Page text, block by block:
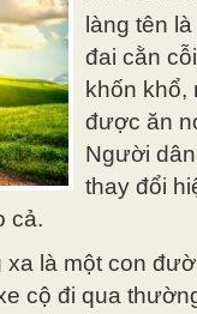
làng tên
đai cằn
khốn khổ,
được ăn
Người
thay đổi
cả.
là một con
cộ đi qua